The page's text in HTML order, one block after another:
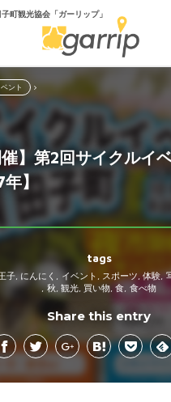
子町観光協会「ガーリップ」
ント
催】第2回サイクルイ
】
tags
子 にんにく イベント スポーツ 体験
, 秋 観光, 買い物 食 食べ物
Share this entry